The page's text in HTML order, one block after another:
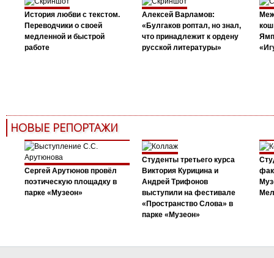
История любви с текстом.
Переводчики о своей
медленной и быстрой
работе
Алексей Варламов:
«Булгаков роптал, но знал,
что принадлежит к ордену
русской литературы»
НОВЫЕ РЕПОРТАЖИ
Сергей Арутюнов провёл
поэтическую площадку в
парке «Музеон»
Студенты третьего курса
Виктория Курицина и
Андрей Трифонов
выступили на фестивале
«Пространство Слова» в
парке «Музеон»